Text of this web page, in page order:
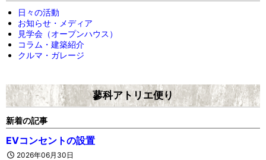
日々の活動
お知らせ・メディア
見学会（オープンハウス）
コラム・建築紹介
クルマ・ガレージ
蓼科アトリエ便り
新着の記事
EVコンセントの設置
2026年06月30日